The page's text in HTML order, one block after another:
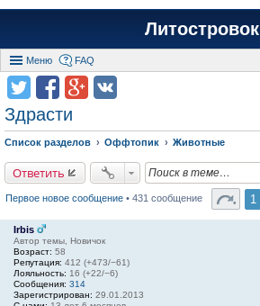
Литостровок
Меню FAQ
Здрасти
Список разделов Оффтопик Животные
Ответить
Первое новое сообщение • 431 сообщение 1
Irbis
Автор темы, Новичок
Возраст: 58
Репутация: 412 (+473/−61)
Лояльность: 16 (+22/−6)
Сообщения: 314
Зарегистрирован: 29.01.2013